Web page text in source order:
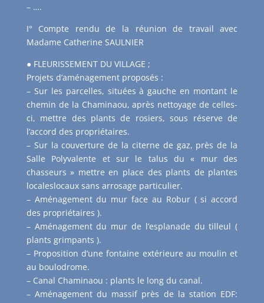
– ….
I° Compte rendu de la réunion de travail avec
Madame Catherine SAULNIER
● FLEURISSEMENT DU VILLAGE ;
Projets d’aménagement proposés :
– Sur les parcelles, situées à gauche en montant le
chemin de la Chaminaou, après nettoyage de celles-
ci, mettre des plants de rosiers, sous réserve de
l’accord des propriétaires.
– Sur la couverture de la citerne de gaz, près de la
Salle Polyvalente et sur le talus du « mur des
chasseurs » mettre en place des plants de plantes
localeslocaux sans arrosage particulier.
– Aménagement du mur face au Robur ( si accord
des propriétaires ).
– Aménagement du mur de l’esplanade du tilleul (
plants grimpants ).
– Proposition d’une fontaine extérieure au moulin et
au boulodrome.
– Canal Chaminaou : plants le long du canal.
– Aménagement du massif près de la station EDF: